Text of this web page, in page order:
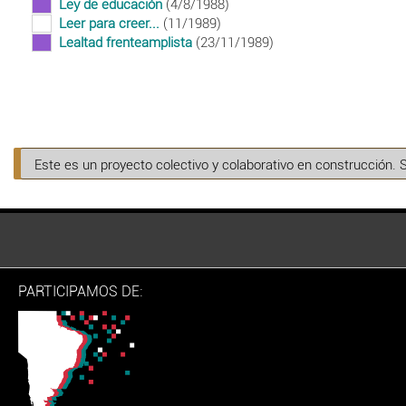
Ley de educación (4/8/1988)
Leer para creer... (11/1989)
Lealtad frenteamplista (23/11/1989)
Este es un proyecto colectivo y colaborativo en
PARTICIPAMOS DE: